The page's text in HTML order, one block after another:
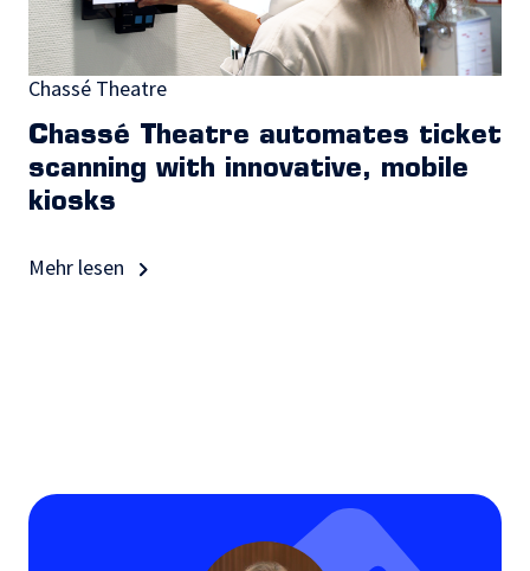
Chassé Theatre
Chassé Theatre automates ticket
scanning with innovative, mobile
kiosks
Mehr lesen